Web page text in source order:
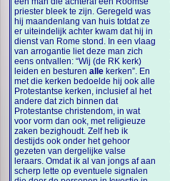
priester bleek te zijn. Geregeld was
hij maandenlang van huis totdat ze
er uiteindelijk achter kwam dat hij in
dienst van Rome stond. In een vlaag
van arrogantie liet deze man zich
eens ontvallen: “Wij (de RK kerk)
leiden en besturenalle kerken”. En
met die kerken bedoelde hij ook alle
Protestantse kerken, inclusief al het
andere dat zich binnen dat
Protestantse christendom, in wat
voor vorm dan ook, met religieuze
zaken bezighoudt. Zelf heb ik
destijds ook onder het gehoor
gezeten van dergelijke valse
leraars. Omdat ik al van jongs af aan
scherp lette op eventuele signalen